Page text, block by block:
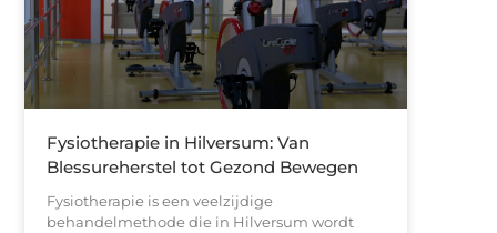
Fysiotherapie in Hilversum: Van
Blessureherstel tot Gezond Bewegen
Fysiotherapie is een veelzijdige
behandelmethode die in Hilversum wordt